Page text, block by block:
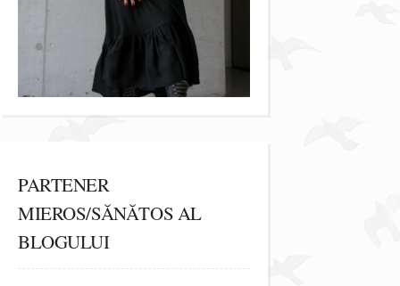
PARTENER
MIEROS/SĂNĂTOS AL
BLOGULUI